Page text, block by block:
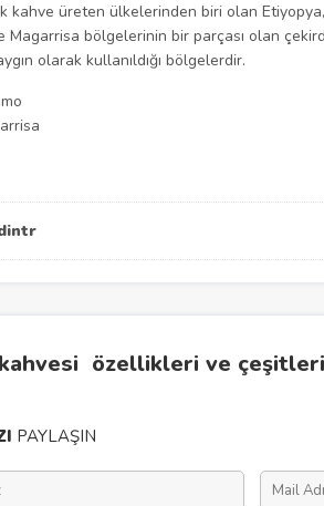
kahve üreten ülkelerinden biri olan
Magarrisa bölgelerinin bir parçası olan
olarak kullanıldığı bölgelerdir.
özellikleri ve
PAYLAŞIN